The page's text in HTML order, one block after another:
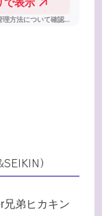
）
兄弟ヒカキン